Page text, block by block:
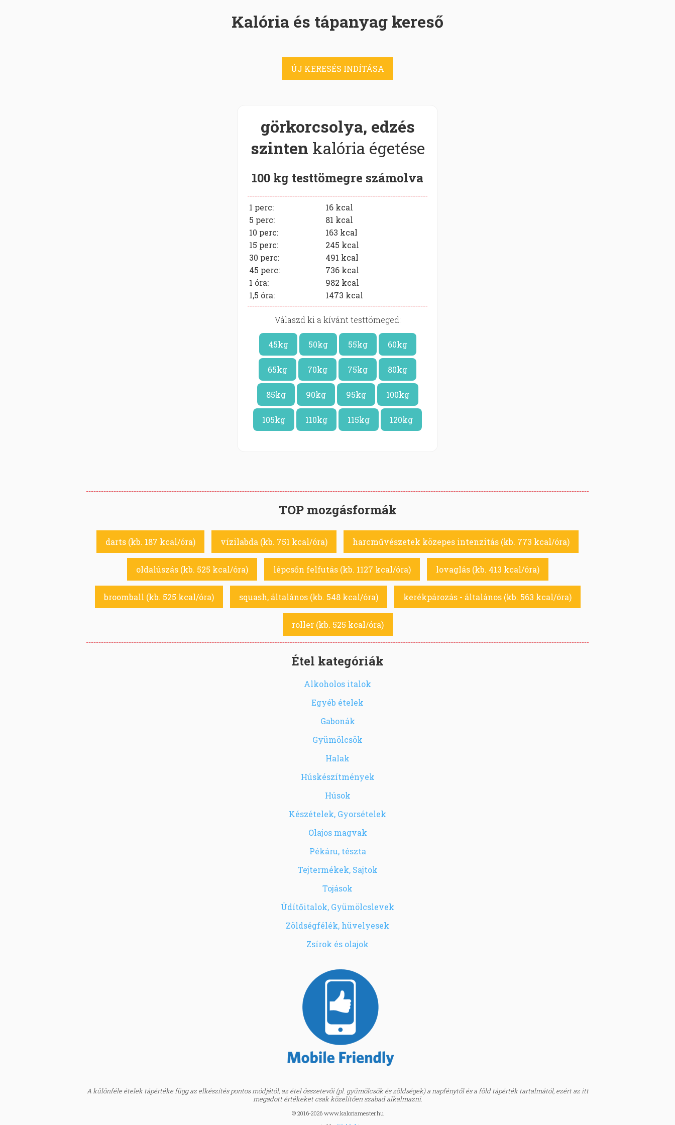
Kalória és tápanyag kereső
ÚJ KERESÉS INDÍTÁSA
görkorcsolya, edzés
szinten kalória égetése
100 kg testtömegre számolva
1 perc: 16 kcal
5 perc:
81 kcal
10 perc:
163 kcal
15 perc:
245 kcal
30 perc:
491 kcal
45 perc:
736 kcal
1 óra:
982 kcal
1,5 óra:
1473 kcal
Válaszd ki a kívánt testtömeged:
45kg 50kg 55kg 60kg
65kg 70kg 75kg 80kg
85kg 90kg 95kg 100kg
105kg 110kg 115kg 120kg
TOP mozgásformák
darts (kb. 187 kcal/óra) vízilabda (kb. 751 kcal/óra) harcművészetek közepes intenzitás (kb. 773 kcal/óra)
oldalúszás (kb. 525 kcal/óra) lépcsőn felfutás (kb. 1127 kcal/óra) lovaglás (kb. 413 kcal/óra)
broomball (kb. 525 kcal/óra) squash, általános (kb. 548 kcal/óra) kerékpározás - általános (kb. 563 kcal/óra)
roller (kb. 525 kcal/óra)
Étel kategóriák
Alkoholos italok
Egyéb ételek
Gabonák
Gyümölcsök
Halak
Húskészítmények
Húsok
Készételek, Gyorsételek
Olajos magvak
Pékáru, tészta
Tejtermékek, Sajtok
Tojások
Üdítőitalok, Gyümölcslevek
Zöldségfélék, hüvelyesek
Zsírok és olajok
A különféle ételek tápértéke függ az elkészítés pontos módjától, az étel összetevői (pl. gyümölcsök és zöldségek) a napfénytől és a föld tápérték tartalmától, ezért az itt
megadott értékeket csak közelítően szabad alkalmazni.
© 2016-2026 www.kaloriamester.hu